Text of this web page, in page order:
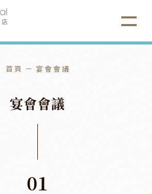
首頁 宴會會議
宴會會議
01